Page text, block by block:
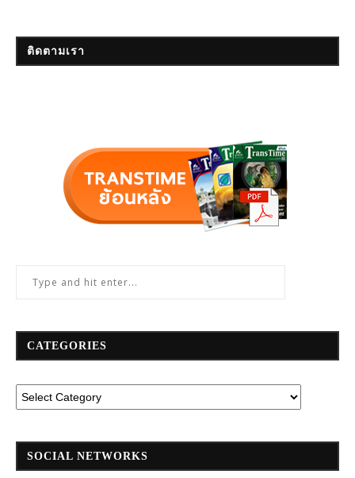
ติดตามเรา
CATEGORIES
SOCIAL NETWORKS